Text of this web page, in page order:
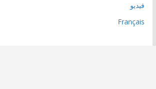
فيديو
Français